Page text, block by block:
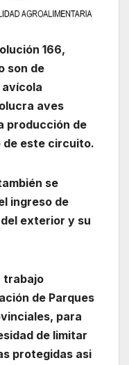
166,
son de
aves
producción de
de este circuito.
se
ingreso de
exterior y su
trabajo
de Parques
para
de limitar
protegidas asi